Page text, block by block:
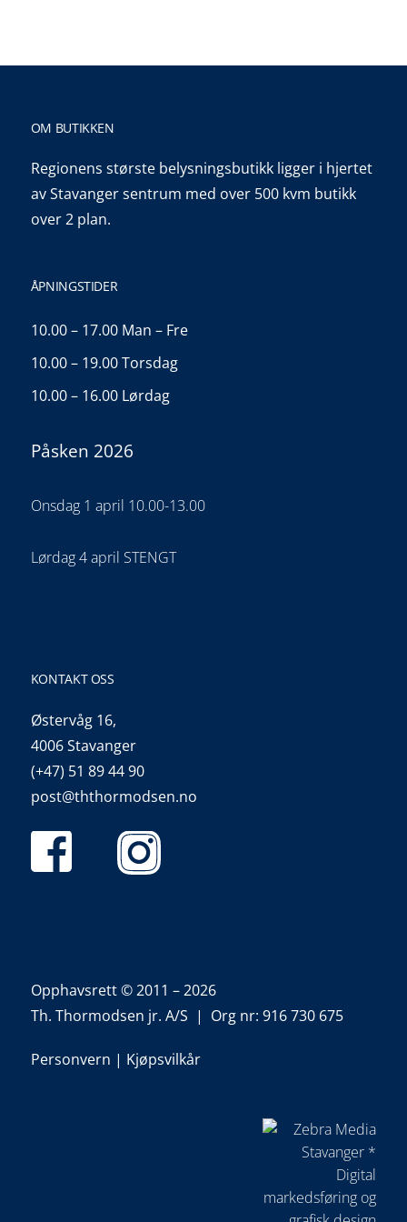
OM BUTIKKEN
Regionens største belysningsbutikk ligger i hjertet
av Stavanger sentrum med over 500 kvm butikk
over 2 plan.
ÅPNINGSTIDER
10.00 – 17.00 Man – Fre
10.00 – 19.00 Torsdag
10.00 – 16.00 Lørdag
Påsken 2026
Onsdag 1 april 10.00-13.00
Lørdag 4 april STENGT
KONTAKT OSS
Østervåg 16,
4006 Stavanger
(+47) 51 89 44 90
post@ththormodsen.no
Opphavsrett © 2011 – 2026
Th. Thormodsen jr. A/S | Org nr: 916 730 675
Personvern | Kjøpsvilkår